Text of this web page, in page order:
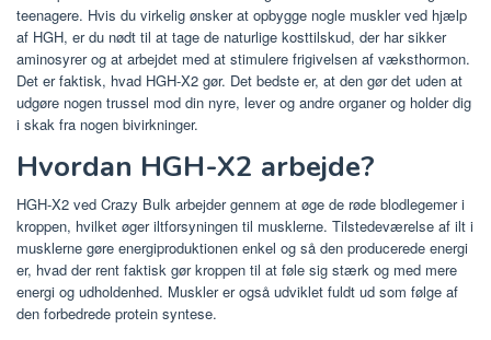
teenagere. Hvis du virkelig ønsker at opbygge nogle muskler ved hjælp
af HGH, er du nødt til at tage de naturlige kosttilskud, der har sikker
aminosyrer og at arbejdet med at stimulere frigivelsen af ​​væksthormon.
Det er faktisk, hvad HGH-X2 gør. Det bedste er, at den gør det uden at
udgøre nogen trussel mod din nyre, lever og andre organer og holder dig
i skak fra nogen bivirkninger.
Hvordan HGH-X2 arbejde?
HGH-X2 ved Crazy Bulk arbejder gennem at øge de røde blodlegemer i
kroppen, hvilket øger iltforsyningen til musklerne. Tilstedeværelse af ilt i
musklerne gøre energiproduktionen enkel og så den producerede energi
er, hvad der rent faktisk gør kroppen til at føle sig stærk og med mere
energi og udholdenhed. Muskler er også udviklet fuldt ud som følge af
den forbedrede protein syntese.